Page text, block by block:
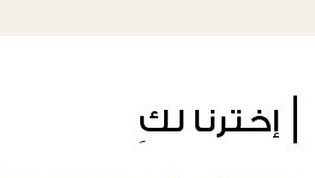
إخترنا لكِ